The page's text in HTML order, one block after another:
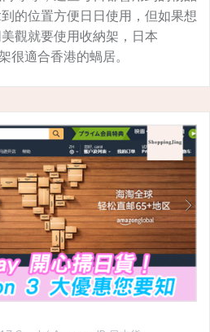
的位置方便日日使用，但如果想
觀就要使用收納架，日本
很適合香港的蝸居。